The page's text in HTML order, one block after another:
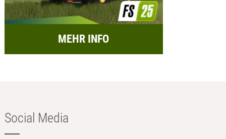
MEHR INFO
Social Media